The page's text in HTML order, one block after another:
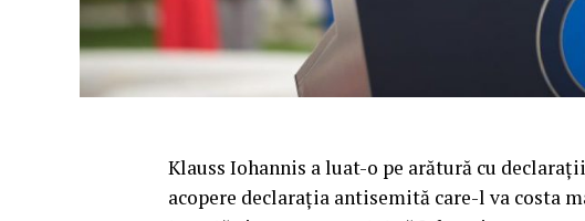
Klauss Iohannis a luat-o pe arătură cu
acopere declarația antisemită care-l va costa